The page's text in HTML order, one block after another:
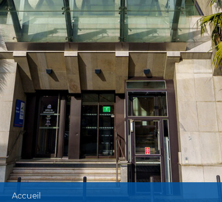
Accueil